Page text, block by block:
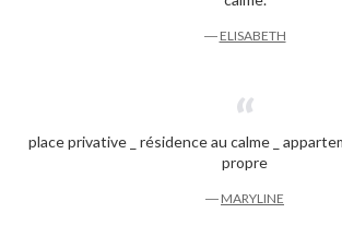
― ELISABETH
place privative _ résidence au calme _
propre
― MARYLINE